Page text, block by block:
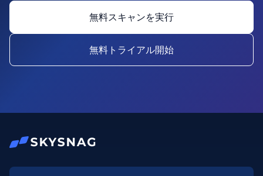
無料スキャンを実行
無料トライアル開始